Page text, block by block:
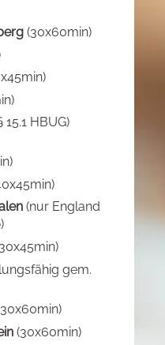
(30x60min)
15.1 HBUG)
(nur England
)
gem.
(30x60min)